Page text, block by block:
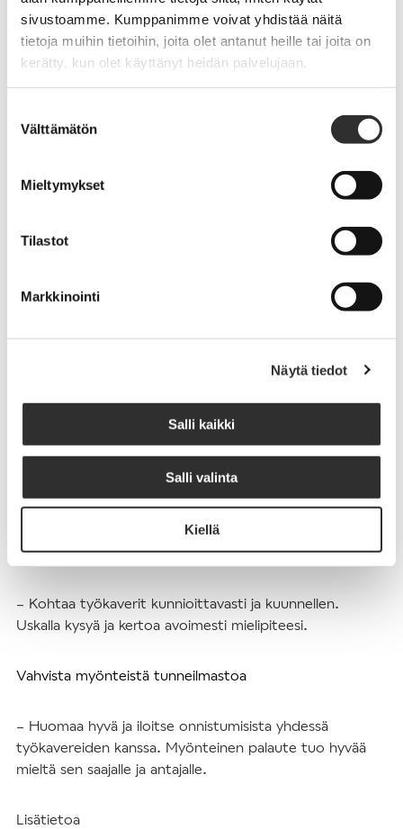
sivustoamme. Kumppanimme voivat yhdistää näitä
tietoja muihin tietoihin, joita olet antanut heille tai joita on
kerätty, kun olet käyttänyt heidän palvelujaan.
valinta
Välttämätön
Mieltymykset
Tilastot
Markkinointi
Näytä tiedot
Salli kaikki
Salli valinta
Kiellä
voimavaroja.
saavutettavissa olevat tavoitteet ovat mahdollisia.
Huolehdi yhteisöllisyydestä, yhdessä olemme enemmän
– Arjen ystävällisyys on mielen voimavara. Haasteita
Muista inhimillisyys ja kohtuullisuus; ole myötätuntoinen
– Työ ei ole koko elämä eikä kukaan ole täydellinen,
mutta jokainen on hyvä jossain.
Vaali psykologista turvallisuutta
– Kohtaa työkaverit kunnioittavasti ja kuunnellen.
Uskalla kysyä ja kertoa avoimesti mielipiteesi.
Vahvista myönteistä tunneilmastoa
– Huomaa hyvä ja iloitse onnistumisista yhdessä
työkavereiden kanssa. Myönteinen palaute tuo hyvää
mieltä sen saajalle ja antajalle.
Lisätietoa